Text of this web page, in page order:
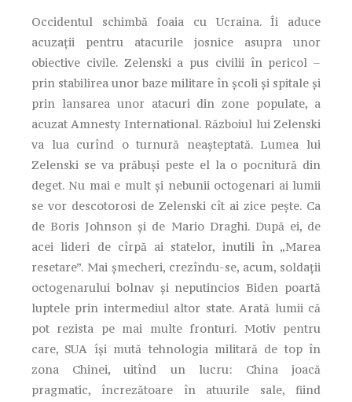
Occidentul schimbă foaia cu Ucraina. Îi aduce
acuzaţii pentru atacurile josnice asupra unor
obiective civile. Zelenski a pus civilii în pericol –
prin stabilirea unor baze militare în şcoli şi spitale şi
prin lansarea unor atacuri din zone populate, a
acuzat Amnesty International. Războiul lui Zelenski
va lua curînd o turnură neaşteptată. Lumea lui
Zelenski se va prăbuşi peste el la o pocnitură din
deget. Nu mai e mult şi nebunii octogenari ai lumii
se vor descotorosi de Zelenski cît ai zice peşte. Ca
de Boris Johnson şi de Mario Draghi. După ei, de
acei lideri de cîrpă ai statelor, inutili în „Marea
resetare”. Mai şmecheri, crezîndu-se, acum, soldaţii
octogenarului bolnav şi neputincios Biden poartă
luptele prin intermediul altor state. Arată lumii că
pot rezista pe mai multe fronturi. Motiv pentru
care, SUA îşi mută tehnologia militară de top în
zona Chinei, uitînd un lucru: China joacă
pragmatic, încrezătoare în atuurile sale, fiind